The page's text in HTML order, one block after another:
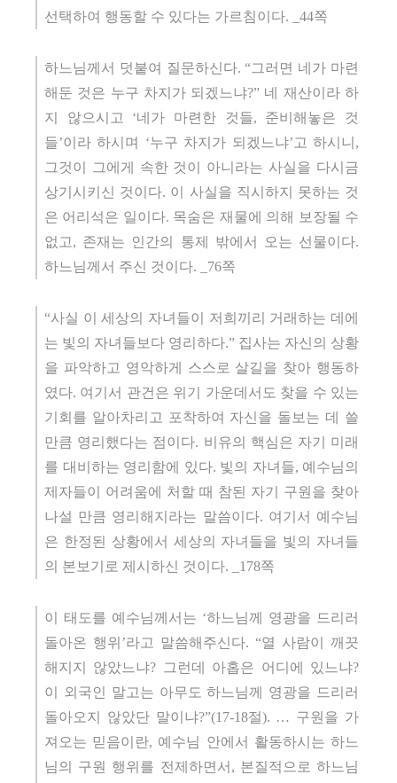
선택하여 행동할 수 있다는 가르침이다. _44쪽
하느님께서 덧붙여 질문하신다. “그러면 네가 마련
해둔 것은 누구 차지가 되겠느냐?” 네 재산이라 하
지 않으시고 ‘네가 마련한 것들, 준비해놓은 것
들’이라 하시며 ‘누구 차지가 되겠느냐’고 하시니,
그것이 그에게 속한 것이 아니라는 사실을 다시금
상기시키신 것이다. 이 사실을 직시하지 못하는 것
은 어리석은 일이다. 목숨은 재물에 의해 보장될 수
없고, 존재는 인간의 통제 밖에서 오는 선물이다.
하느님께서 주신 것이다. _76쪽
“사실 이 세상의 자녀들이 저희끼리 거래하는 데에
는 빛의 자녀들보다 영리하다.” 집사는 자신의 상황
을 파악하고 영악하게 스스로 살길을 찾아 행동하
였다. 여기서 관건은 위기 가운데서도 찾을 수 있는
기회를 알아차리고 포착하여 자신을 돌보는 데 쓸
만큼 영리했다는 점이다. 비유의 핵심은 자기 미래
를 대비하는 영리함에 있다. 빛의 자녀들, 예수님의
제자들이 어려움에 처할 때 참된 자기 구원을 찾아
나설 만큼 영리해지라는 말씀이다. 여기서 예수님
은 한정된 상황에서 세상의 자녀들을 빛의 자녀들
의 본보기로 제시하신 것이다. _178쪽
이 태도를 예수님께서는 ‘하느님께 영광을 드리러
돌아온 행위’라고 말씀해주신다. “열 사람이 깨끗
해지지 않았느냐? 그런데 아홉은 어디에 있느냐?
이 외국인 말고는 아무도 하느님께 영광을 드리러
돌아오지 않았단 말이냐?”(17-18절). … 구원을 가
져오는 믿음이란, 예수님 안에서 활동하시는 하느
님의 구원 행위를 전제하면서, 본질적으로 하느님